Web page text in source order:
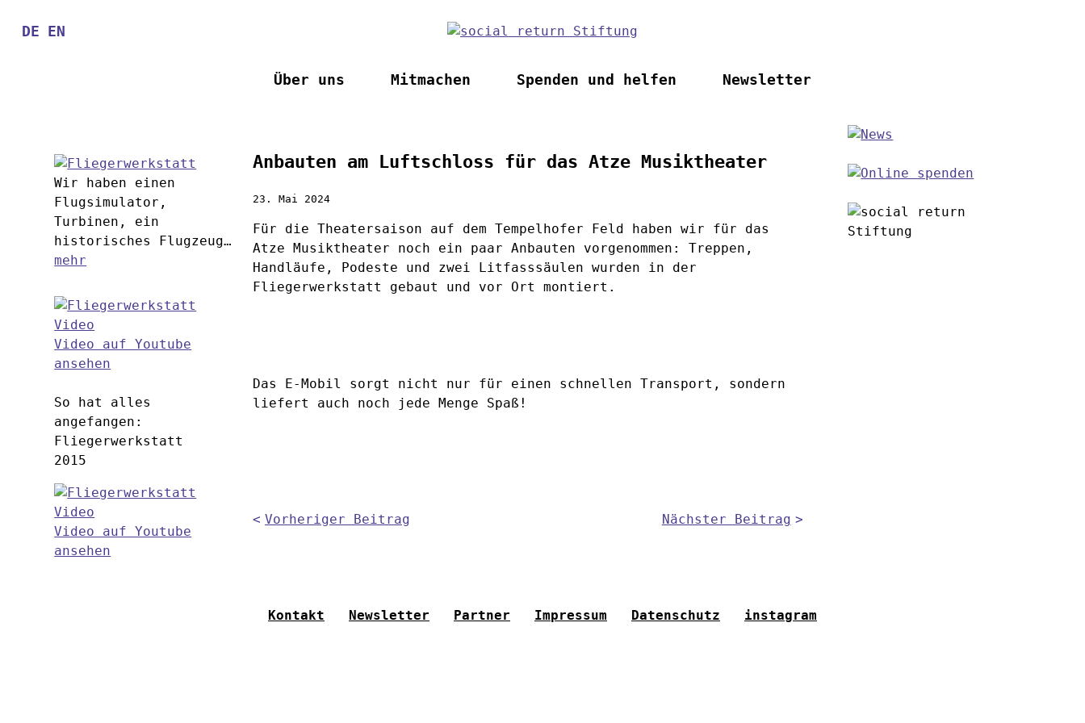
zum
Über uns Mitmachen Spenden und helfen Newsletter
DE EN
Wir haben einen
Flugsimulator,
Turbinen, ein
historisches Flugzeug…
mehr
Video auf Youtube
ansehen
So hat alles
angefangen:
Fliegerwerkstatt
2015
Video auf Youtube
ansehen
Anbauten am Luftschloss für das Atze Musiktheater
23. Mai 2024
Für die Theatersaison auf dem Tempelhofer Feld haben wir für das
Atze Musiktheater noch ein paar Anbauten vorgenommen: Treppen,
Handläufe, Podeste und zwei Litfasssäulen wurden in der
Fliegerwerkstatt gebaut und vor Ort montiert.
Das E-Mobil sorgt nicht nur für einen schnellen Transport, sondern
liefert auch noch jede Menge Spaß!
Vorheriger Beitrag Nächster Beitrag
Kontakt Newsletter Partner Impressum Datenschutz instagram